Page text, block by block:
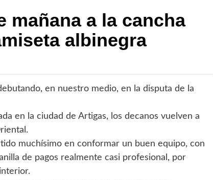
mañana a la cancha
albinegra
en nuestro medio, en la disputa de la
en la ciudad de Artigas, los decanos vuelven a
muchísimo en conformar un buen equipo, con
de pagos realmente casi profesional, por